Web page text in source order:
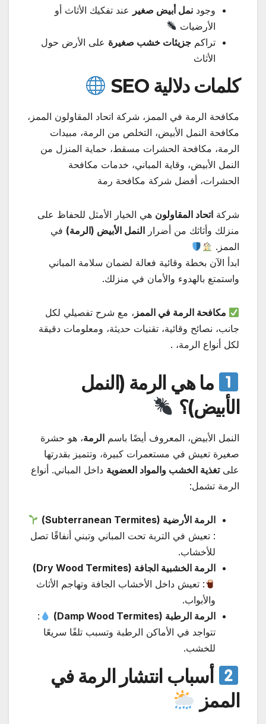
وجود نمل أبيض صغير عند تفكيك الأثاث أو
الأرضيات
تراكم جزيئات خشب صغيرة على الأرض حول
الأثاث
كلمات دلالية SEO
مكافحة الرمة في الممز، شركة اتحاد المقاولون الممز،
مكافحة النمل الأبيض، التخلص من الرمة، مبيدات
الرمة، مكافحة الحشرات مسقط، حماية المنزل من
النمل الأبيض، وقاية المباني، خدمات مكافحة
الحشرات، أفضل شركة مكافحة رمة
شركة اتحاد المقاولون هي الخيار الأمثل للحفاظ على
منزلك وأثاثك من أضرار النمل الأبيض (الرمة) في
الممز.
ابدأ الآن بخطة وقائية فعالة لضمان سلامة المباني
واستمتع بالهدوء والأمان في منزلك.
مكافحة الرمة في الممز ، مع شرح تفصيلي لكل
جانب، نصائح وقائية، تقنيات حديثة، ومعلومات دقيقة
لكل أنواع الرمة، .
ما هي الرمة (النمل
الأبيض)؟
النمل الأبيض، المعروف أيضًا باسم الرمة، هو حشرة
صغيرة تعيش في مستعمرات كبيرة، وتتميز بقدرتها
علىتغذية الخشب والمواد العضوية داخل المباني. أنواع
الرمة تشمل:
الرمة الأرضية (Subterranean Termites)
: تعيش في التربة تحت المباني وتبني أنفاقًا تصل
للأخشاب.
الرمة الخشبية الجافة (Dry Wood Termites)
: تعيش داخل الأخشاب الجافة وتهاجم الأثاث
والأبواب.
الرمة الرطبة (Damp Wood Termites)
:
تتواجد في الأماكن الرطبة وتسبب تلفًا سريعًا
للخشب.
أسباب انتشار الرمة في
الممز